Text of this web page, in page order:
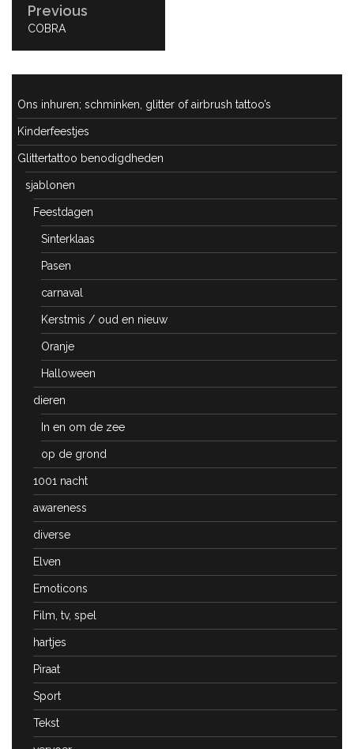
Previous
PREVIOUS
COBRA
Ons inhuren; schminken, glitter of airbrush tattoo’s
Kinderfeestjes
Glittertattoo benodigdheden
sjablonen
Feestdagen
Sinterklaas
Pasen
carnaval
Kerstmis / oud en nieuw
Oranje
Halloween
dieren
In en om de zee
op de grond
1001 nacht
awareness
diverse
Elven
Emoticons
Film, tv, spel
hartjes
Piraat
Sport
Tekst